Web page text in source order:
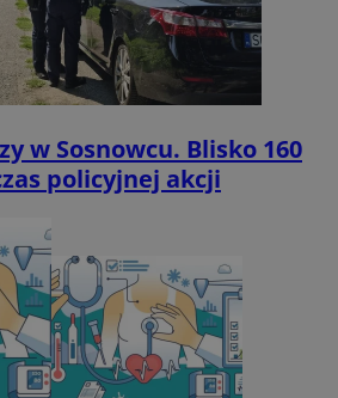
w Sosnowcu. Blisko 160
policyjnej akcji